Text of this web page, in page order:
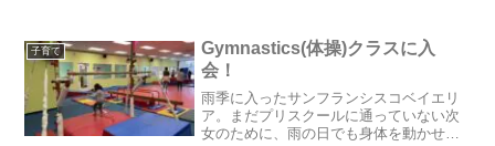
着て登園する日なのです。以前、夫の同
僚から譲っ...
子育て
Gymnastics(体操)クラスに入
会！
雨季に入ったサンフランシスコベイエリ
ア。まだプリスクールに通っていない次
女のために、雨の日でも身体を動かせる